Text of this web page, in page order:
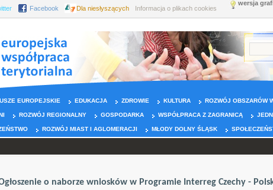
Facebook Dla niesłyszących Informacja o plikach cookies
wersja
EUROPEJSKIE EDUKACJA ZDROWIE KULTURA ROZWÓJ OBSZARÓW
ROZWÓJ REGIONALNY GOSPODARKA WSPÓŁPRACA Z ZAGRANICĄ
ROZWÓJ MIAST I AGLOMERACJI MŁODY DOLNY ŚLĄSK
o naborze wniosków w Programie Interreg Czechy -